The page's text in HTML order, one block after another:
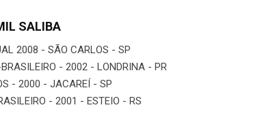
SALIBA
2008 - SÃO CARLOS - SP
- 2002 - LONDRINA - PR
- 2000 - JACAREÍ - SP
- 2001 - ESTEIO - RS